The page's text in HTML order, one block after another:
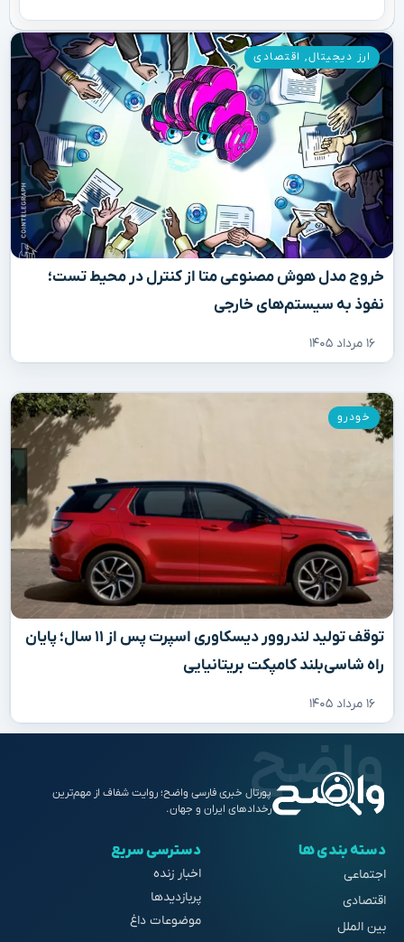
خروج مدل هوش مصنوعی متا از کنترل در محیط تست؛
نفوذ به سیستم‌های خارجی
۱۶ مرداد ۱۴۰۵
ارز دیجیتال, اقتصادی
توقف تولید لندروور دیسکاوری اسپرت پس از ۱۱ سال؛ پایان
راه شاسی‌بلند کامپکت بریتانیایی
۱۶ مرداد ۱۴۰۵
خودرو
پورتال خبری فارسی واضح؛ روایت شفاف از مهم‌ترین
رخدادهای ایران و جهان.
دسته بندی ها
اجتماعی
اقتصادی
بین الملل
دسترسی سریع
اخبار زنده
پربازدیدها
موضوعات داغ